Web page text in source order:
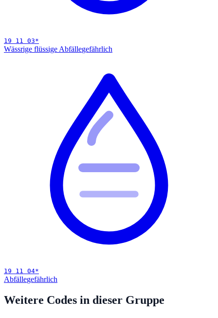
19 11 03*
Wässrige flüssige Abfällegefährlich
19 11 04*
Abfällegefährlich
Weitere Codes in dieser Gruppe